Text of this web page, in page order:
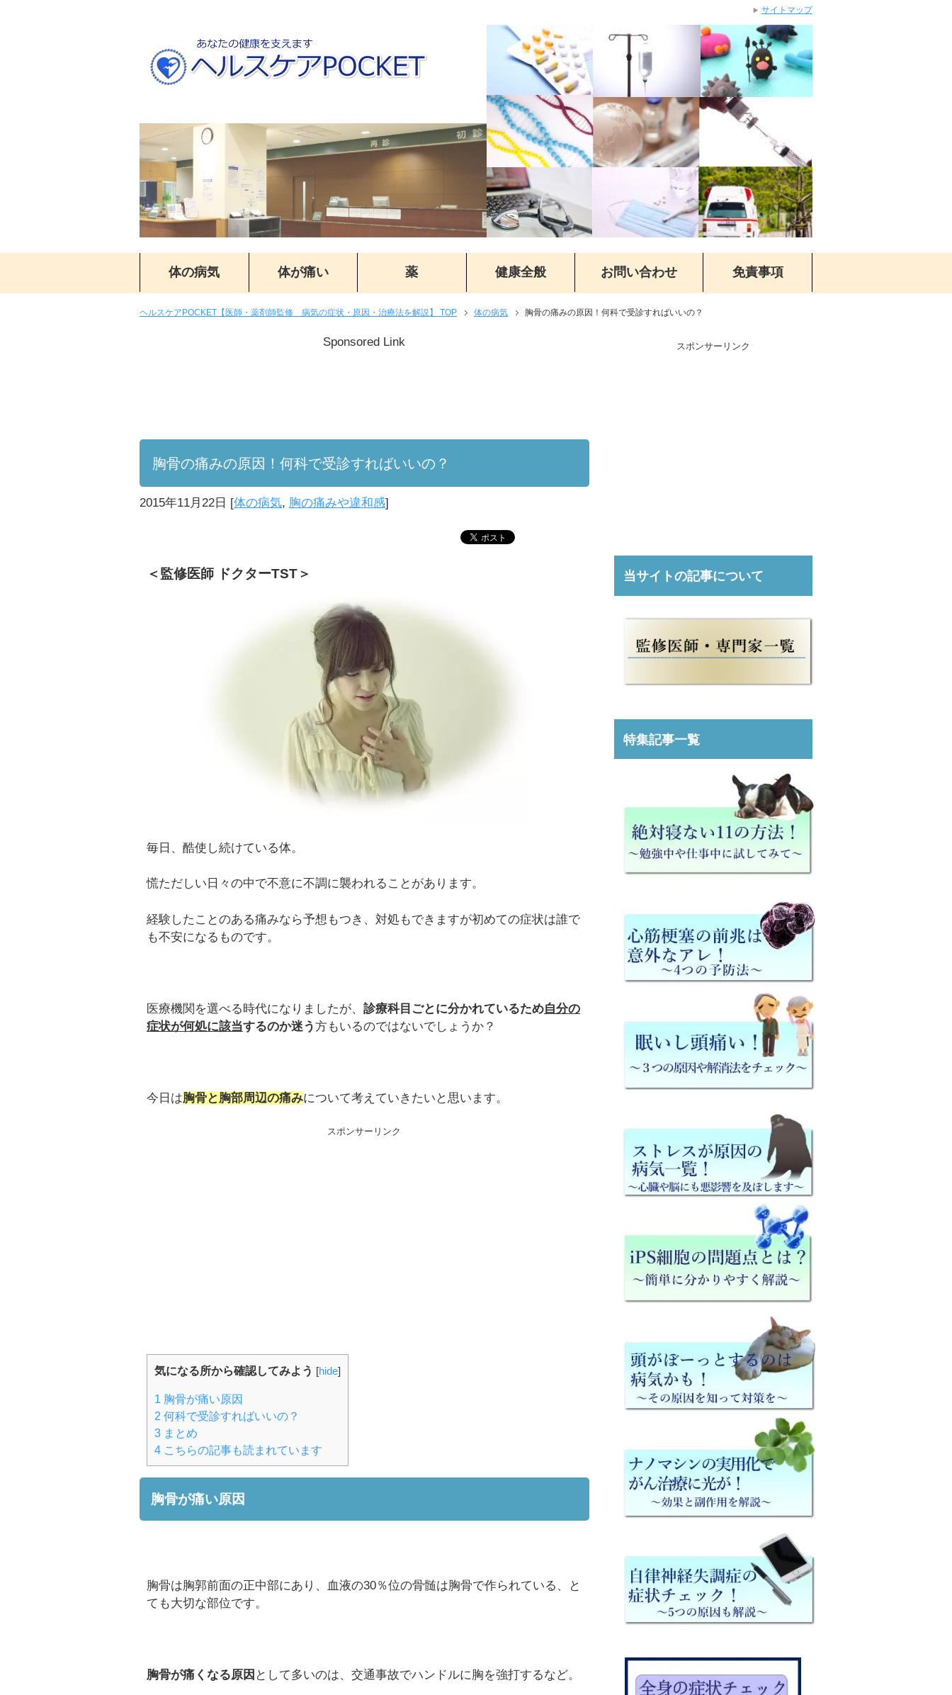
体の病気 体が痛い 薬 健康全般 お問い合わせ 免責事項
ヘルスケアPOCKET【医師・薬剤師監修 病気の症状・原因・治療法を解説】 TOP 体の病気 胸骨の痛みの原因！何科で受診すればいいの？
Sponsored Link
胸骨の痛みの原因！何科で受診すればいいの？
2015年11月22日 [体の病気, 胸の痛みや違和感]
＜監修医師 ドクターTST＞
毎日、酷使し続けている体。
慌ただしい日々の中で不意に不調に襲われることがあります。
経験したことのある痛みなら予想もつき、対処もできますが初めての症状は誰で
も不安になるものです。
医療機関を選べる時代になりましたが、 診療科目ごとに分かれているため自分の
症状が何処に該当するのか迷う方もいるのではないでしょうか？
今日は胸骨と胸部周辺の痛みについて考えていきたいと思います。
スポンサーリンク
気になる所から確認してみよう [hide]
1 胸骨が痛い原因
2 何科で受診すればいいの？
3 まとめ
4 こちらの記事も読まれています
胸骨が痛い原因
胸骨は胸郭前面の正中部にあり、血液の30％位の骨髄は胸骨で作られている、と
ても大切な部位です。
胸骨が痛くなる原因 として多いのは、交通事故でハンドルに胸を強打するなど。
スポンサーリンク
当サイトの記事について
特集記事一覧
サイトマップ